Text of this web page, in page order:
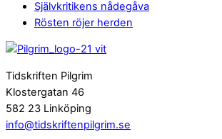
Självkritikens nådegåva
Rösten röjer herden
Tidskriften Pilgrim
Klostergatan 46
582 23 Linköping
info@tidskriftenpilgrim.se